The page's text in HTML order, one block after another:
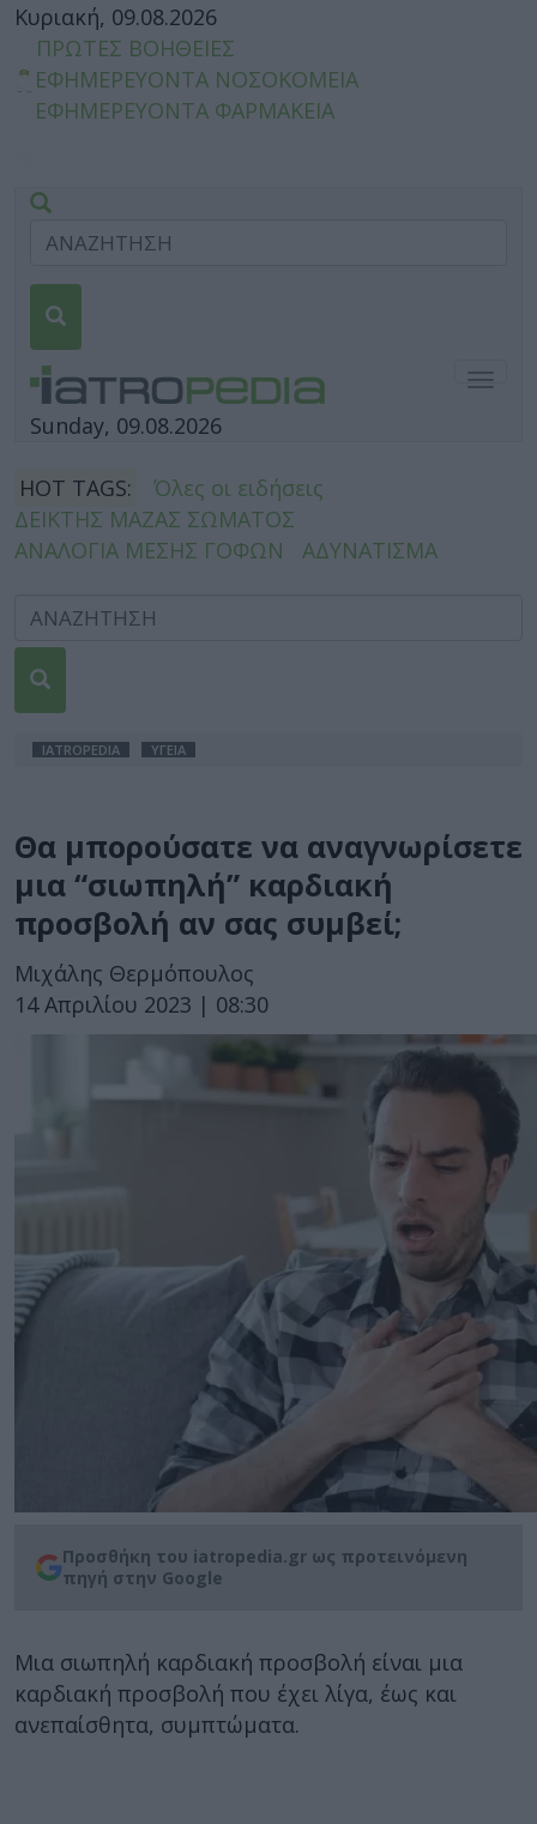
Κυριακή, 09.08.2026
ΠΡΩΤΕΣ ΒΟΗΘΕΙΕΣ
ΕΦΗΜΕΡΕΥΟΝΤΑ ΝΟΣΟΚΟΜΕΙΑ
ΕΦΗΜΕΡΕΥΟΝΤΑ ΦΑΡΜΑΚΕΙΑ
Sunday, 09.08.2026
HOT TAGS:
Όλες οι ειδήσεις
ΔΕΙΚΤΗΣ ΜΑΖΑΣ ΣΩΜΑΤΟΣ
ΑΝΑΛΟΓΙΑ ΜΕΣΗΣ ΓΟΦΩΝ
ΑΔΥΝΑΤΙΣΜΑ
IATROPEDIA ΥΓΕΙΑ
Θα μπορούσατε να αναγνωρίσετε
μια “σιωπηλή” καρδιακή
προσβολή αν σας συμβεί;
Μιχάλης Θερμόπουλος
14 Απριλίου 2023 | 08:30
Προσθήκη του iatropedia.gr ως προτεινόμενη
πηγή στην Google
Μια σιωπηλή καρδιακή προσβολή είναι μια
καρδιακή προσβολή που έχει λίγα, έως και
ανεπαίσθητα, συμπτώματα.